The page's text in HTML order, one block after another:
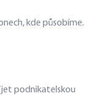
kde působíme.
podnikatelskou